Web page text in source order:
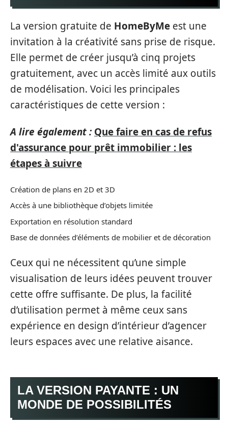
La version gratuite de HomeByMe est une
invitation à la créativité sans prise de risque.
Elle permet de créer jusqu’à cinq projets
gratuitement, avec un accès limité aux outils
de modélisation. Voici les principales
caractéristiques de cette version :
A lire également : Que faire en cas de refus
d'assurance pour prêt immobilier : les
étapes à suivre
Création de plans en 2D et 3D
Accès à une bibliothèque d’objets limitée
Exportation en résolution standard
Base de données d’éléments de mobilier et de décoration
Ceux qui ne nécessitent qu’une simple
visualisation de leurs idées peuvent trouver
cette offre suffisante. De plus, la facilité
d’utilisation permet à même ceux sans
expérience en design d’intérieur d’agencer
leurs espaces avec une relative aisance.
LA VERSION PAYANTE : UN
MONDE DE POSSIBILITÉS